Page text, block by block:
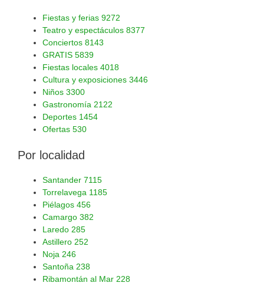
Fiestas y ferias 9272
Teatro y espectáculos 8377
Conciertos 8143
GRATIS 5839
Fiestas locales 4018
Cultura y exposiciones 3446
Niños 3300
Gastronomía 2122
Deportes 1454
Ofertas 530
Por localidad
Santander 7115
Torrelavega 1185
Piélagos 456
Camargo 382
Laredo 285
Astillero 252
Noja 246
Santoña 238
Ribamontán al Mar 228